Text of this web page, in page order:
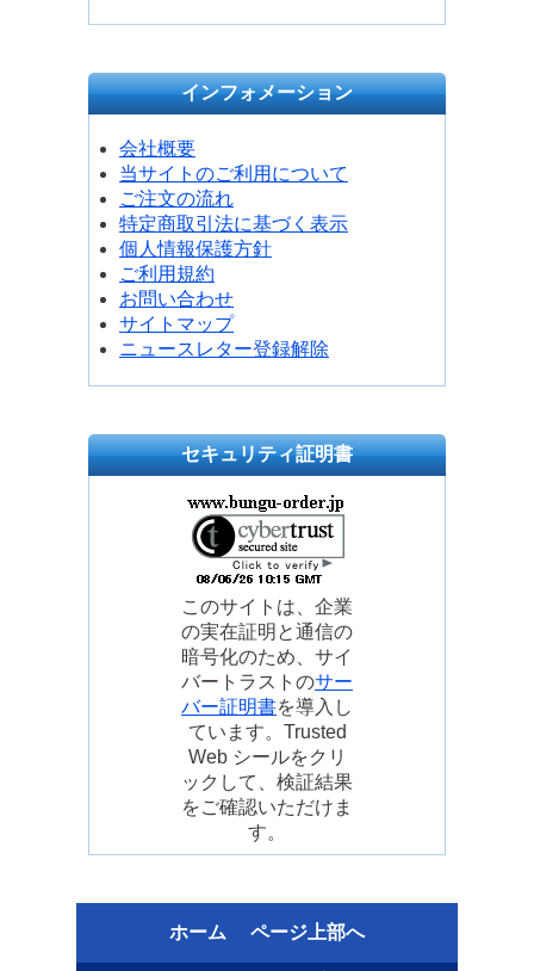
インフォメーション
会社概要
当サイトのご利用について
ご注文の流れ
特定商取引法に基づく表示
個人情報保護方針
ご利用規約
お問い合わせ
サイトマップ
ニュースレター登録解除
セキュリティ証明書
このサイトは、企業
の実在証明と通信の
暗号化のため、サイ
バートラストのサー
バー証明書を導入し
ています。Trusted
Web シールをクリ
ックして、検証結果
をご確認いただけま
す。
ホーム ページ上部へ